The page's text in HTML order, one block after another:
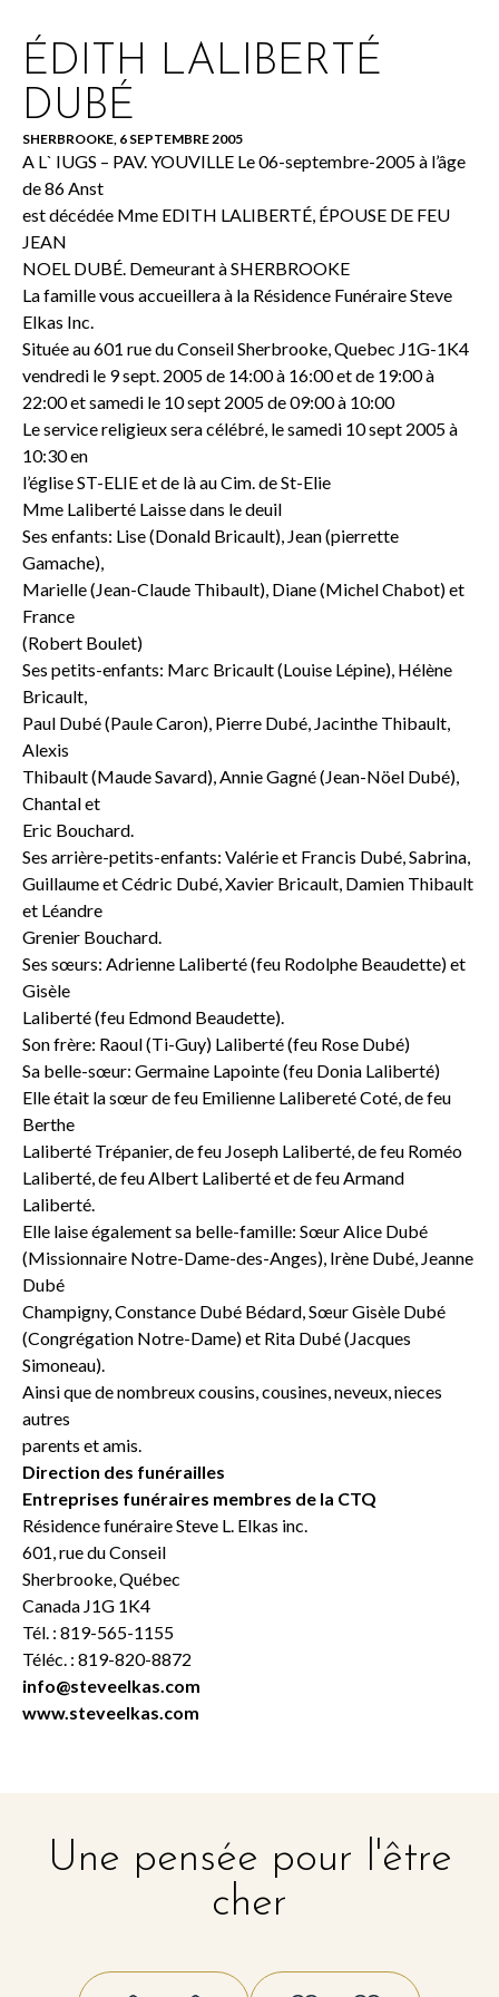
ÉDITH LALIBERTÉ
DUBÉ
SHERBROOKE, 6 SEPTEMBRE 2005
A L` IUGS – PAV. YOUVILLE Le 06-septembre-2005 à l’âge
de 86 Anst
est décédée Mme EDITH LALIBERTÉ, ÉPOUSE DE FEU
JEAN
NOEL DUBÉ. Demeurant à SHERBROOKE
La famille vous accueillera à la Résidence Funéraire Steve
Elkas Inc.
Située au 601 rue du Conseil Sherbrooke, Quebec J1G-1K4
vendredi le 9 sept. 2005 de 14:00 à 16:00 et de 19:00 à
22:00 et samedi le 10 sept 2005 de 09:00 à 10:00
Le service religieux sera célébré, le samedi 10 sept 2005 à
10:30 en
l’église ST-ELIE et de là au Cim. de St-Elie
Mme Laliberté Laisse dans le deuil
Ses enfants: Lise (Donald Bricault), Jean (pierrette
Gamache),
Marielle (Jean-Claude Thibault), Diane (Michel Chabot) et
France
(Robert Boulet)
Ses petits-enfants: Marc Bricault (Louise Lépine), Hélène
Bricault,
Paul Dubé (Paule Caron), Pierre Dubé, Jacinthe Thibault,
Alexis
Thibault (Maude Savard), Annie Gagné (Jean-Nöel Dubé),
Chantal et
Eric Bouchard.
Ses arrière-petits-enfants: Valérie et Francis Dubé, Sabrina,
Guillaume et Cédric Dubé, Xavier Bricault, Damien Thibault
et Léandre
Grenier Bouchard.
Ses sœurs: Adrienne Laliberté (feu Rodolphe Beaudette) et
Gisèle
Laliberté (feu Edmond Beaudette).
Son frère: Raoul (Ti-Guy) Laliberté (feu Rose Dubé)
Sa belle-sœur: Germaine Lapointe (feu Donia Laliberté)
Elle était la sœur de feu Emilienne Lalibereté Coté, de feu
Berthe
Laliberté Trépanier, de feu Joseph Laliberté, de feu Roméo
Laliberté, de feu Albert Laliberté et de feu Armand
Laliberté.
Elle laise également sa belle-famille: Sœur Alice Dubé
(Missionnaire Notre-Dame-des-Anges), Irène Dubé, Jeanne
Dubé
Champigny, Constance Dubé Bédard, Sœur Gisèle Dubé
(Congrégation Notre-Dame) et Rita Dubé (Jacques
Simoneau).
Ainsi que de nombreux cousins, cousines, neveux, nieces
autres
parents et amis.
Direction des funérailles
Entreprises funéraires membres de la CTQ
Résidence funéraire Steve L. Elkas inc.
601, rue du Conseil
Sherbrooke, Québec
Canada J1G 1K4
Tél. : 819-565-1155
Téléc. : 819-820-8872
info@steveelkas.com
www.steveelkas.com
Une pensée pour l'être
cher